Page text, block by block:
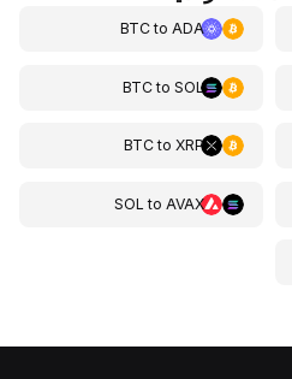
BTCtoADA
BTCtoSOL
BTCtoXRP
SOL toAVAX